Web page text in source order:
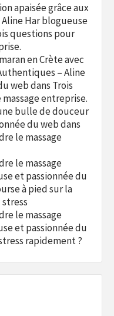
apaisée grâce aux
Har blogueuse
questions pour
en Crète avec
– Aline
webdans Trois
entreprise.
bulle de douceur
du webdans
le massage
le massage
et passionnée du
à pied sur la
le massage
et passionnée du
rapidement ?